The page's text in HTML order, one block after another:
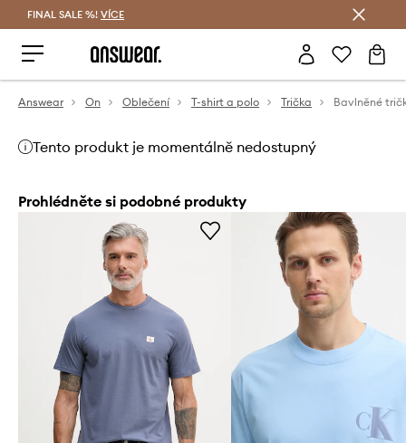
FINAL SALE %! VÍCE
Answear On Oblečení T-shirt a polo Trička Bavlněné
Tento produkt je momentálně nedostupný
Prohlédněte si podobné produkty